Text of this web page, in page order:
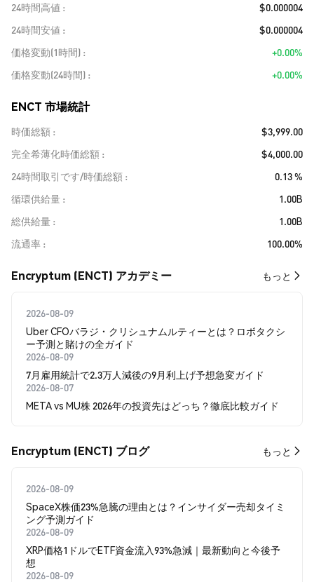
24時間高値
$0.000004
24時間安値
$0.000004
価格変動(1時間)
+0.00%
価格変動(24時間)
+0.00%
ENCT 市場統計
時価総額
$3,999.00
完全希薄化時価総額
$4,000.00
24時間取引です/時価総額
0.13 %
循環供給量
1.00B
総供給量
1.00B
流通率
100.00%
Encryptum (ENCT) アカデミー もっと
2026-08-09
Uber CFOバラジ・クリシュナムルティーとは？ロボタクシ
ー予測と賭けの全ガイド
2026-08-09
7月雇用統計で2.3万人減後の9月利上げ予想急変ガイド
2026-08-07
META vs MU株 2026年の投資先はどっち？徹底比較ガイド
Encryptum (ENCT) ブログ もっと
2026-08-09
SpaceX株価23%急騰の理由とは？インサイダー売却タイミ
ング予測ガイド
2026-08-09
XRP価格1ドルでETF資金流入93%急減｜最新動向と今後予
想
2026-08-09